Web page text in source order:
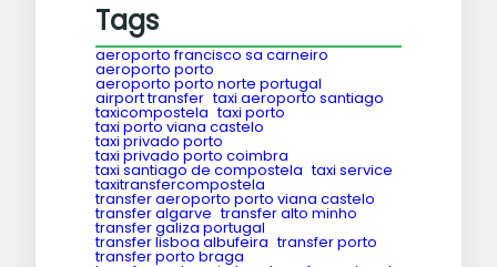
Tags
aeroporto francisco sa carneiro
aeroporto porto
aeroporto porto norte portugal
airport transfer taxi aeroporto santiago
taxicompostela taxi porto
taxi porto viana castelo
taxi privado porto
taxi privado porto coimbra
taxi santiago de compostela taxi service
taxitransfercompostela
transfer aeroporto porto viana castelo
transfer algarve transfer alto minho
transfer galiza portugal
transfer lisboa albufeira transfer porto
transfer porto braga